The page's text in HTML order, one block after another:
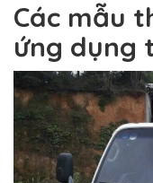
Các mẫu
ứng dụng